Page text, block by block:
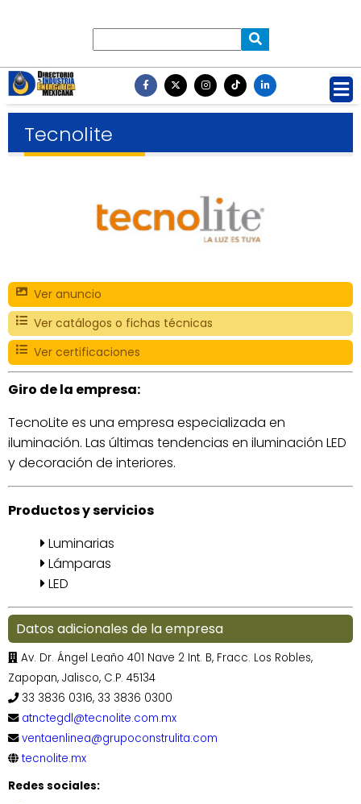
Tecnolite
Ver anuncio
Ver catálogos o fichas técnicas
Ver certificaciones
Giro de la empresa:
TecnoLite es una empresa especializada en
iluminación. Las últimas tendencias en iluminación LED
y decoración de interiores.
Productos y servicios
Luminarias
Lámparas
LED
Datos adicionales de la empresa
Av. Dr. Ángel Leaño 401 Nave 2 Int. B, Fracc. Los Robles,
Zapopan, Jalisco, C.P. 45134
33 3836 0316, 33 3836 0300
atnctegdl@tecnolite.com.mx
ventaenlinea@grupoconstrulita.com
tecnolite.mx
Redes sociales: